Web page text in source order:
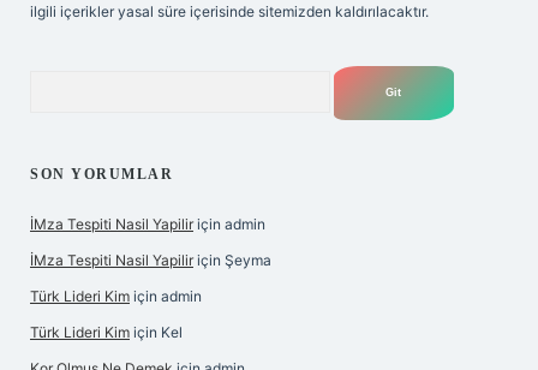
ilgili içerikler yasal süre içerisinde sitemizden kaldırılacaktır.
SON YORUMLAR
İMza Tespiti Nasil Yapilir için admin
İMza Tespiti Nasil Yapilir için Şeyma
Türk Lideri Kim için admin
Türk Lideri Kim için Kel